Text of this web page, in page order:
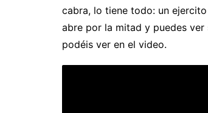
cabra, lo tiene todo: un
abre por la mitad y puedes
podéis ver en el video.